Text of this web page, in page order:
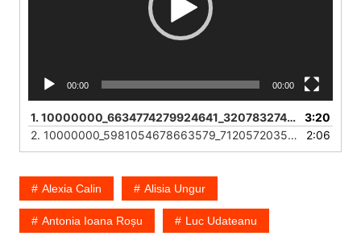
00:00 00:00
1. 10000000_6634774279924641_3207832742107692756_n
3:20
2. 10000000_5981054678663579_7120572035866329152_n 2:06
Alexia Calin Alisia Ungur
Antonia Ioana Roșu Luc Udateanu